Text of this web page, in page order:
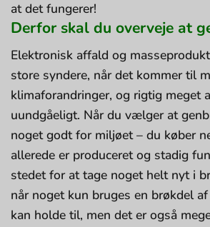
at det fungerer!
Derfor skal du overveje at
Elektronisk affald og
store syndere, når det kommer til
klimaforandringer, og rigtig meget
uundgåeligt. Når du vælger at
noget godt for miljøet – du køber
allerede er produceret og stadig
stedet for at tage noget helt nyt i
når noget kun bruges en brøkdel
kan holde til, men det er også